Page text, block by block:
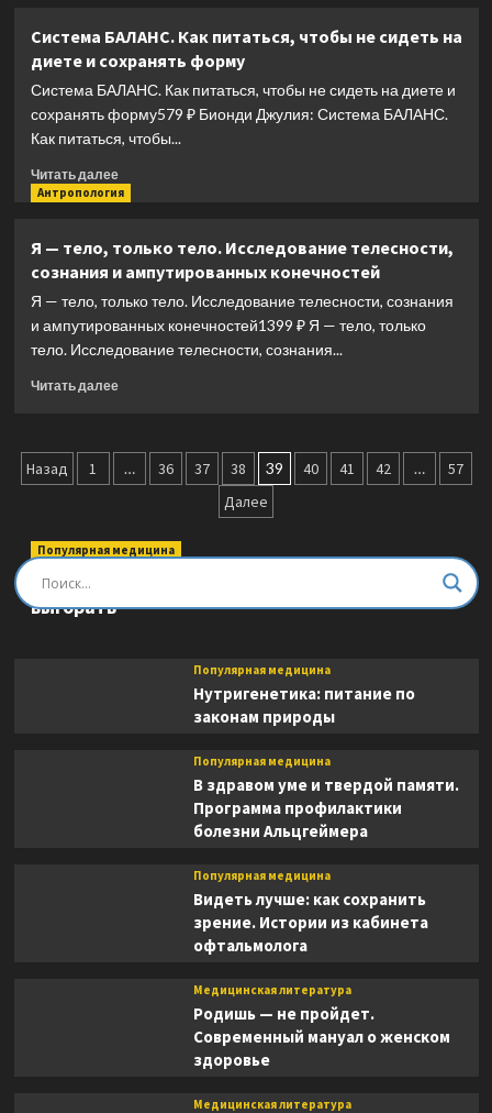
эффекты
толстая
натура.
Чем
полезен
«вредный»
жир
и
как
набора
веса
Система БАЛАНС. Как питаться, чтобы не сидеть на
диете и сохранять форму
Система БАЛАНС. Как питаться, чтобы не сидеть на диете и
сохранять форму579 ₽ Бионди Джулия: Система БАЛАНС.
Как питаться, чтобы...
Читать далееПрочитать
больше
БАЛАНС.
Как
питаться,
сидеть
на
форму
Антропология
Я — тело, только тело. Исследование телесности,
сознания и ампутированных конечностей
Я — тело, только тело. Исследование телесности, сознания
и ампутированных конечностей1399 ₽ Я — тело, только
тело. Исследование телесности, сознания...
Читать далееПрочитать
тело,
Исследование
и
Пагинация
Назад 1 … 36 37 38 39 40 41 42 …
57
Далее
Популярная медицина
Быть врачом. Как помогать, развиваться и не
выгорать
Популярная медицина
Нутригенетика: питание по
законам природы
Популярная медицина
В здравом уме и твердой памяти.
Программа профилактики
болезни Альцгеймера
Популярная медицина
Видеть лучше: как сохранить
зрение. Истории из кабинета
офтальмолога
Медицинская литература
Родишь — не пройдет.
Современный мануал о женском
здоровье
Медицинская литература